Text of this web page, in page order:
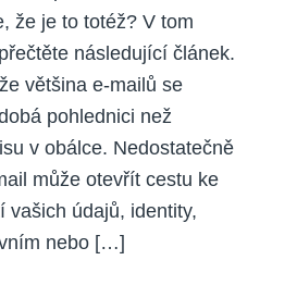
že je to totéž? V tom
následující článek.
většina e-mailů se
pohlednici než
v obálce. Nedostatečně
může otevřít cestu ke
vašich údajů, identity,
nebo […]